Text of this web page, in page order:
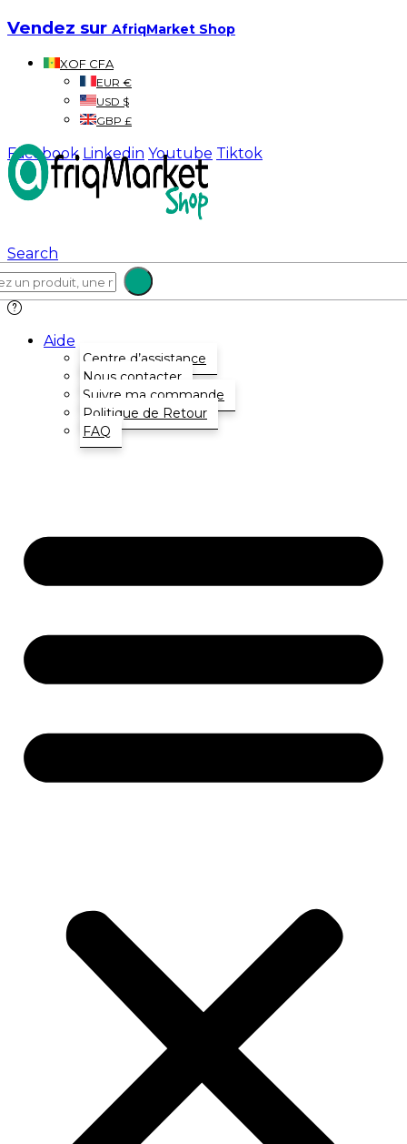
Vendez sur AfriqMarket Shop
XOF CFA
EUR €
USD $
GBP £
Facebook Linkedin Youtube Tiktok
Search
Aide
Centre d’assistance
Nous contacter
Suivre ma commande
Politique de Retour
FAQ